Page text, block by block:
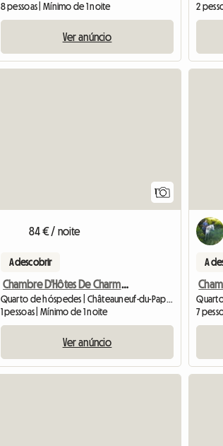
8 pessoas | Mínimo de 1 noite
Ver anúncio
2
1
84 € / noite
A descobrir
Chambre D'Hôtes De Charme À Louer - La Pergola
Quarto de hóspedes | Châteauneuf-du-Pape (84230)
1 pessoas | Mínimo de 1 noite
Ver anúncio
A
7